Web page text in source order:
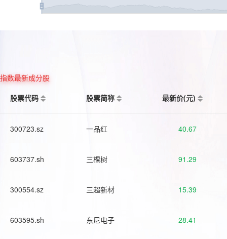
指数最新成分股
股票代码
股票简称 最新价(元)
300723.sz 一品红 40.67
603737.sh 三棵树 91.29
300554.sz 三超新材 15.39
603595.sh 东尼电子 28.41